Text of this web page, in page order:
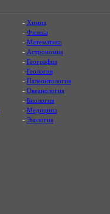
- Химия
- Физика
- Математика
- Астрономия
- География
- Геология
- Палеонтология
- Океанология
- Биология
- Медицина
- Экология